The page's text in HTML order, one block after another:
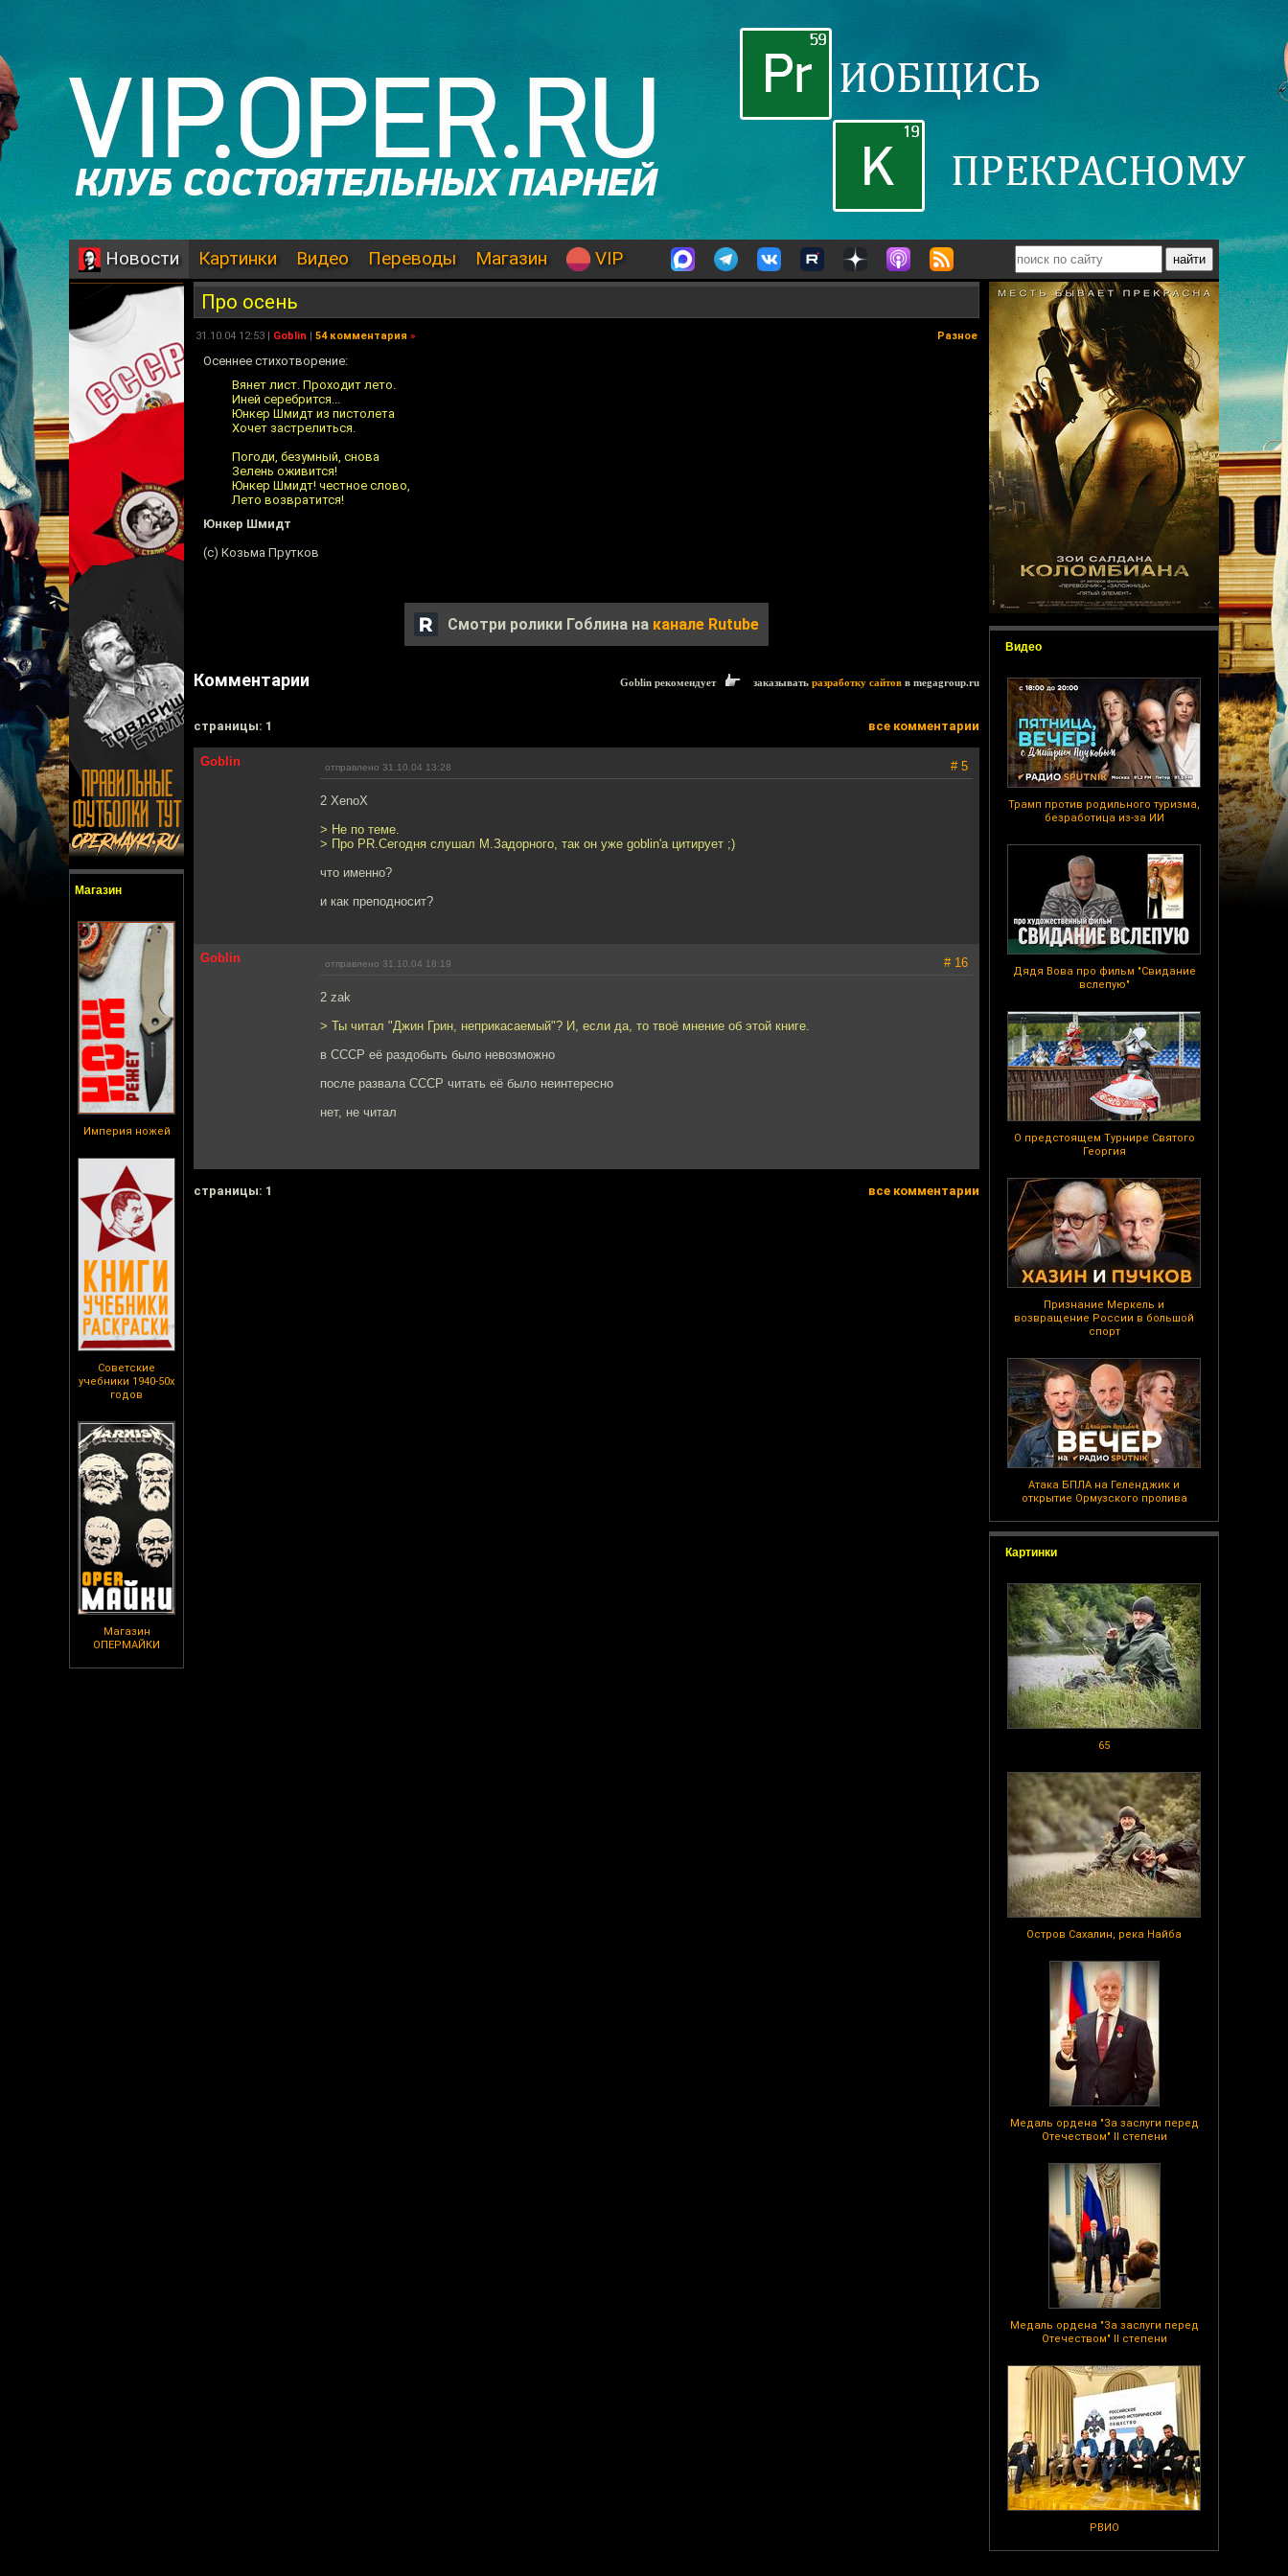
Новости Картинки Видео Переводы Магазин VIP
Магазин
Империя ножей
Советские
учебники 1940-50х
годов
Магазин
ОПЕРМАЙКИ
Видео
Трамп против родильного туризма,
безработица из-за ИИ
Дядя Вова про фильм "Свидание
вслепую"
О предстоящем Турнире Святого
Георгия
Признание Меркель и
возвращение России в большой
спорт
Атака БПЛА на Геленджик и
открытие Ормузского пролива
Картинки
65
Остров Сахалин, река Найба
Медаль ордена "За заслуги перед
Отечеством" II степени
Медаль ордена "За заслуги перед
Отечеством" II степени
РВИО
Про осень
31.10.04 12:53 | Goblin | 54 комментария » Разное
Осеннее стихотворение:
Вянет лист. Проходит лето.
Иней серебрится...
Юнкер Шмидт из пистолета
Хочет застрелиться.
Погоди, безумный, снова
Зелень оживится!
Юнкер Шмидт! честное слово,
Лето возвратится!
Юнкер Шмидт
(с) Козьма Прутков
Смотри ролики Гоблина на канале Rutube
Комментарии Goblin рекомендует заказывать разработку сайтов в megagroup.ru
cтраницы: 1 все комментарии
Goblin отправлено 31.10.04 13:28 # 5
2 XenoX
> Не по теме.
> Про PR.Сегодня слушал М.Задорного, так он уже goblin'а цитирует ;)
что именно?
и как преподносит?
Goblin отправлено 31.10.04 18:19 # 16
2 zak
> Ты читал "Джин Грин, неприкасаемый"? И, если да, то твоё мнение об этой книге.
в СССР её раздобыть было невозможно
после развала СССР читать её было неинтересно
нет, не читал
cтраницы: 1 все комментарии